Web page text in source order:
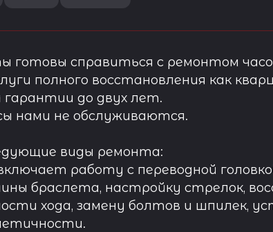
готовы справиться с ремонтом
полного восстановления как
до двух лет.
нами не обслуживаются.
виды ремонта:
работу с переводной
браслета, настройку стрелок,
хода, замену болтов и шпилек,